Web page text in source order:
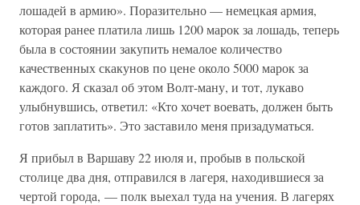
лошадей в армию». Поразительно — немецкая армия,
которая ранее платила лишь 1200 марок за лошадь, теперь
была в состоянии закупить немалое количество
качественных скакунов по цене около 5000 марок за
каждого. Я сказал об этом Волт-ману, и тот, лукаво
улыбнувшись, ответил: «Кто хочет воевать, должен быть
готов заплатить». Это заставило меня призадуматься.
Я прибыл в Варшаву 22 июля и, пробыв в польской
столице два дня, отправился в лагеря, находившиеся за
чертой города, — полк выехал туда на учения. В лагерях